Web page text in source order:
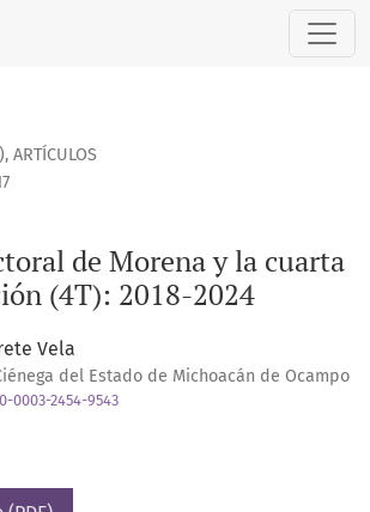
de Morena y la cuarta transformación
, ARTÍCULOS
de Morena y la cuarta
(4T): 2018-2024
Vela
del Estado de Michoacán de Ocampo
2454-9543